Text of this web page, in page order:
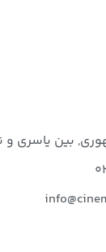
بین یاسری و